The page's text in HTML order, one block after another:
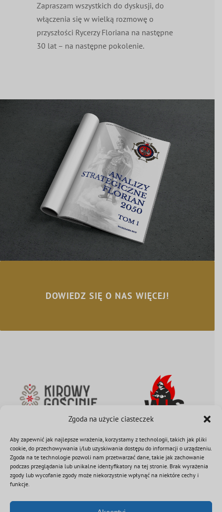
Zgoda na użycie ciasteczek
Aby zapewnić jak najlepsze wrażenia, korzystamy z technologii, takich jak pliki
cookie, do przechowywania i/lub uzyskiwania dostępu do informacji o urządzeniu.
Zgoda na te technologie pozwoli nam przetwarzać dane, takie jak zachowanie
podczas przeglądania lub unikalne identyfikatory na tej stronie. Brak wyrażenia
zgody lub wycofanie zgody może niekorzystnie wpłynąć na niektóre cechy i
funkcje.
Zapraszam wszystkich do dyskusji, do
włączenia się w wielką rozmowę o
przyszłości Rycerzy Floriana na następne
30 lat – na następne pokolenie.
DOWIEDZ SIĘ O NAS WIĘCEJ!